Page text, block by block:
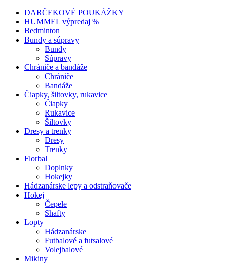
DARČEKOVÉ POUKÁŽKY
HUMMEL výpredaj %
Bedminton
Bundy a súpravy
Bundy
Súpravy
Chrániče a bandáže
Chrániče
Bandáže
Čiapky, šiltovky, rukavice
Čiapky
Rukavice
Šiltovky
Dresy a trenky
Dresy
Trenky
Florbal
Doplnky
Hokejky
Hádzanárske lepy a odstraňovače
Hokej
Čepele
Shafty
Lopty
Hádzanárske
Futbalové a futsalové
Volejbalové
Mikiny